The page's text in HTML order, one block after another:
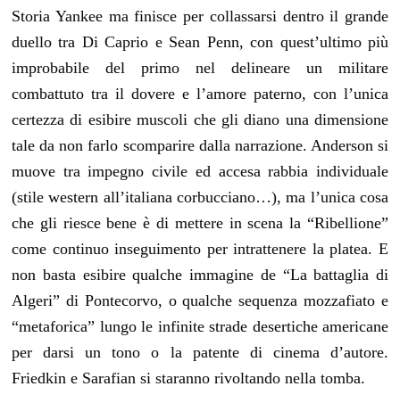
Storia Yankee ma finisce per collassarsi dentro il grande
duello tra Di Caprio e Sean Penn, con quest’ultimo più
improbabile del primo nel delineare un militare
combattuto tra il dovere e l’amore paterno, con l’unica
certezza di esibire muscoli che gli diano una dimensione
tale da non farlo scomparire dalla narrazione. Anderson si
muove tra impegno civile ed accesa rabbia individuale
(stile western all’italiana corbucciano…), ma l’unica cosa
che gli riesce bene è di mettere in scena la “Ribellione”
come continuo inseguimento per intrattenere la platea. E
non basta esibire qualche immagine de “La battaglia di
Algeri” di Pontecorvo, o qualche sequenza mozzafiato e
“metaforica” lungo le infinite strade desertiche americane
per darsi un tono o la patente di cinema d’autore.
Friedkin e Sarafian si staranno rivoltando nella tomba.